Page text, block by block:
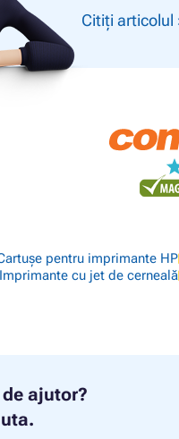
Citiți articolul
pentru imprimante HP
Imprimante cu jet de cerneală
ajutor?